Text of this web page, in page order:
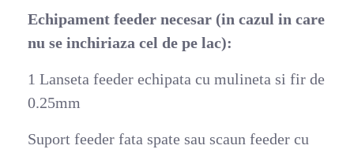
Echipament feeder necesar (in cazul in care
nu se inchiriaza cel de pe lac):
1 Lanseta feeder echipata cu mulineta si fir de
0.25mm
Suport feeder fata spate sau scaun feeder cu